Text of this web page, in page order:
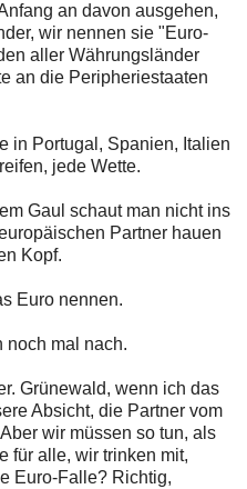
an davon ausgehen,
wir nennen sie "Euro-
aller Währungsländer
an die Peripheriestaaten
in Portugal, Spanien, Italien
jede Wette.
Gaul schaut man nicht ins
Partner hauen
Kopf.
Euro nennen.
noch mal nach.
Grünewald, wenn ich das
Absicht, die Partner vom
wir müssen so tun, als
für alle, wir trinken mit,
Euro-Falle? Richtig,